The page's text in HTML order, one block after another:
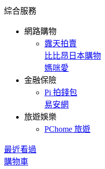
綜合服務
網路購物
露天拍賣
比比昂日本購物
媽咪愛
金融保險
Pi 拍錢包
易安網
旅遊娛樂
PChome 旅遊
最近看過
購物車